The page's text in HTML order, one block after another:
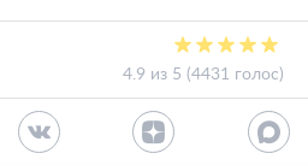
4.9 из 5 (4431 голос)